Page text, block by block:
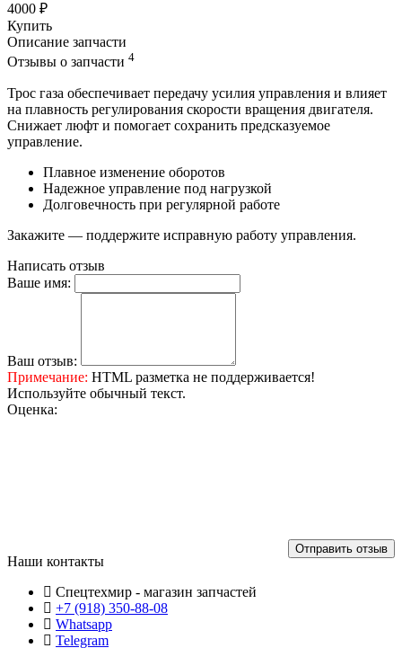
4000 ₽
Купить
Описание запчасти
Отзывы о запчасти 4
Трос газа обеспечивает передачу усилия управления и влияет
на плавность регулирования скорости вращения двигателя.
Снижает люфт и помогает сохранить предсказуемое
управление.
Плавное изменение оборотов
Надежное управление под нагрузкой
Долговечность при регулярной работе
Закажите — поддержите исправную работу управления.
Написать отзыв
Ваше имя:
Ваш отзыв:
Примечание: HTML разметка не поддерживается!
Используйте обычный текст.
Оценка:
Отправить отзыв
Наши контакты
Спецтехмир - магазин запчастей
+7 (918) 350-88-08
Whatsapp
Telegram